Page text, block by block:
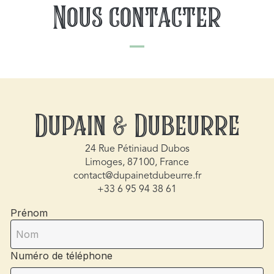
Nous contacter
Dupain & Dubeurre
24 Rue Pétiniaud Dubos
Limoges, 87100, France
contact@dupainetdubeurre.fr
+33 6 95 94 38 61
Prénom
Numéro de téléphone